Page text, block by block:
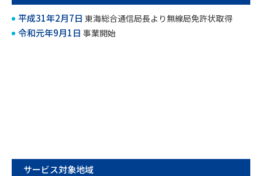
平成31年2月7日 東海総合通信局長より無線局免許状取得
令和元年9月1日 事業開始
サービス対象地域